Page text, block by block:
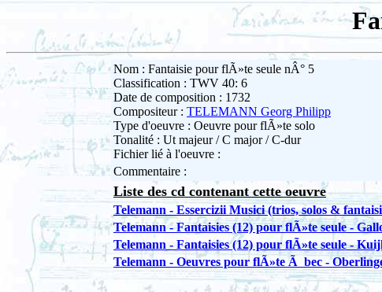
Nom : Fantaisie pour flÃ»te seule nÂ° 5
Classification : TWV 40: 6
Date de composition : 1732
Compositeur : TELEMANN Georg Philipp
Type d'oeuvre : Oeuvre pour flÃ»te solo
Tonalité : Ut majeur / C major / C-dur
Fichier lié à l'oeuvre :
Commentaire :
Liste des cd contenant cette oeuvre
Telemann - Essercizii Musici (trios, solos &
Telemann - Fantaisies (12) pour flÃ»te seule -
Telemann - Fantaisies (12) pour flÃ»te seule -
Telemann - Oeuvres pour flÃ»te Ã bec -